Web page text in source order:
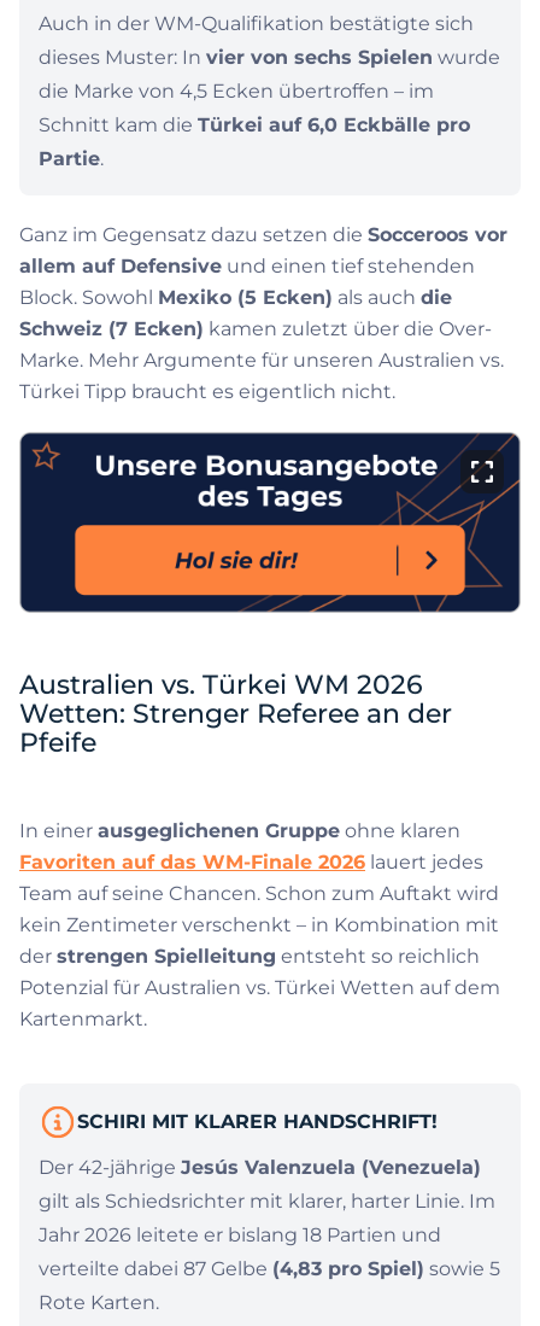
Auch in der WM-Qualifikation bestätigte sich
dieses Muster: In vier von sechs Spielen wurde
die Marke von 4,5 Ecken übertroffen – im
Schnitt kam die Türkei auf 6,0 Eckbälle pro
Partie.
Ganz im Gegensatz dazu setzen die Socceroos vor
allem auf Defensive und einen tief stehenden
Block. Sowohl Mexiko (5 Ecken) als auch die
Schweiz (7 Ecken) kamen zuletzt über die Over-
Marke. Mehr Argumente für unseren Australien vs.
Türkei Tipp braucht es eigentlich nicht.
Australien vs. Türkei WM 2026
Wetten: Strenger Referee an der
Pfeife
In einer ausgeglichenen Gruppe ohne klaren
Favoriten auf das WM-Finale 2026 lauert jedes
Team auf seine Chancen. Schon zum Auftakt wird
kein Zentimeter verschenkt – in Kombination mit
der strengen Spielleitung entsteht so reichlich
Potenzial für Australien vs. Türkei Wetten auf dem
Kartenmarkt.
SCHIRI MIT KLARER HANDSCHRIFT!
Der 42-jährige Jesús Valenzuela (Venezuela)
gilt als Schiedsrichter mit klarer, harter Linie. Im
Jahr 2026 leitete er bislang 18 Partien und
verteilte dabei 87 Gelbe (4,83 pro Spiel) sowie 5
Rote Karten.